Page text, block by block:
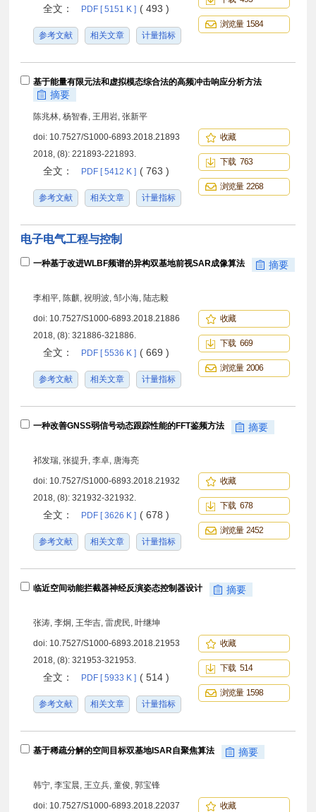
全文： PDF [ 5151 K ] ( 493 )
参考文献 相关文章 计量指标
浏览量 1584
基于能量有限元法和虚拟模态综合法的高频冲击响应分析方法
摘要
陈兆林, 杨智春, 王用岩, 张新平
doi: 10.7527/S1000-6893.2018.21893
2018, (8): 221893-221893.
全文： PDF [ 5412 K ] ( 763 )
参考文献 相关文章 计量指标
收藏
下载 763
浏览量 2268
电子电气工程与控制
一种基于改进WLBF频谱的异构双基地前视SAR成像算法 摘要
李相平, 陈麒, 祝明波, 邹小海, 陆志毅
doi: 10.7527/S1000-6893.2018.21886
2018, (8): 321886-321886.
全文： PDF [ 5536 K ] ( 669 )
参考文献 相关文章 计量指标
收藏
下载 669
浏览量 2006
一种改善GNSS弱信号动态跟踪性能的FFT鉴频方法 摘要
祁发瑞, 张提升, 李卓, 唐海亮
doi: 10.7527/S1000-6893.2018.21932
2018, (8): 321932-321932.
全文： PDF [ 3626 K ] ( 678 )
参考文献 相关文章 计量指标
收藏
下载 678
浏览量 2452
临近空间动能拦截器神经反演姿态控制器设计 摘要
张涛, 李炯, 王华吉, 雷虎民, 叶继坤
doi: 10.7527/S1000-6893.2018.21953
2018, (8): 321953-321953.
全文： PDF [ 5933 K ] ( 514 )
参考文献 相关文章 计量指标
收藏
下载 514
浏览量 1598
基于稀疏分解的空间目标双基地ISAR自聚焦算法 摘要
韩宁, 李宝晨, 王立兵, 童俊, 郭宝锋
doi: 10.7527/S1000-6893.2018.22037 收藏